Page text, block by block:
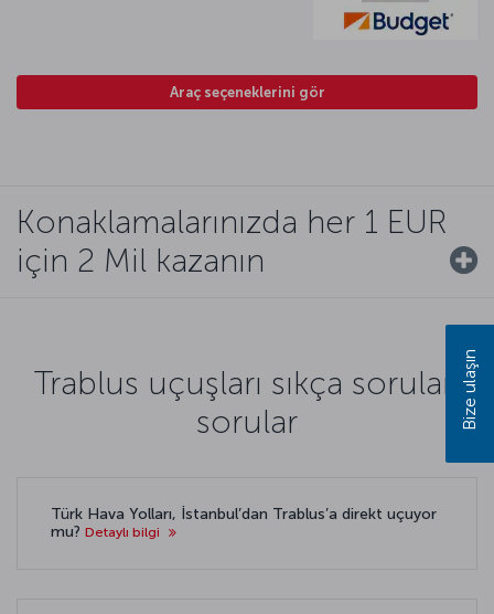
Araç seçeneklerini gör
Konaklamalarınızda her 1 EUR
için 2 Mil kazanın
Trablus uçuşları sıkça sorulan
sorular
Türk Hava Yolları, İstanbul’dan Trablus’a direkt uçuyor
mu? Detaylı bilgi
Bize ulaşın